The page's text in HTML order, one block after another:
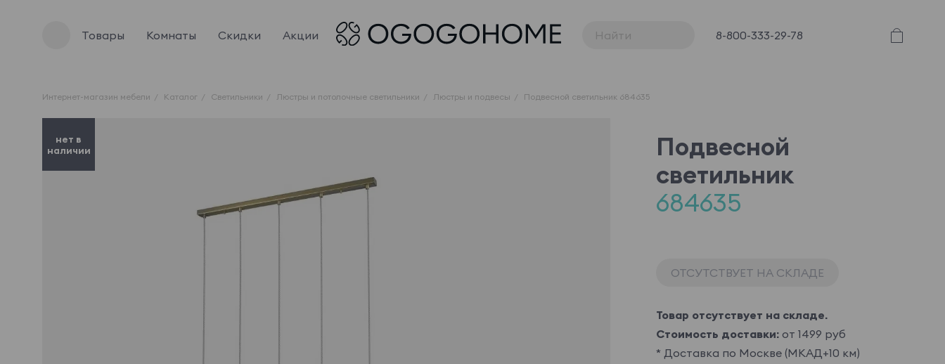
Товары Комнаты Скидки Акции 8-800-333-29-78
Интернет-магазин мебели Каталог Светильники Люстры и потолочные светильники Люстры и подвесы Подвесной светильник 684635
нет в
наличии
Подвесной
светильник
684635
ОТСУТСТВУЕТ НА СКЛАДЕ
Товар отсутствует на складе.
Стоимость доставки:от 1499 руб
* Доставка по Москве (МКАД+10 км)